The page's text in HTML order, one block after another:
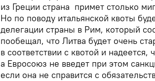
из Греции страна примет столько
Но по поводу итальянской квоты
делегации страны в Рим, который
пообещал, что Литва будет очень
в соответствии с квотой и надеется,
а Евросоюз не введет при этом
если она не справится с